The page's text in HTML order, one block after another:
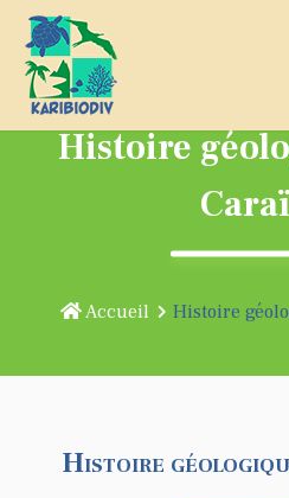
Histoire
Accueil Histoire
Histoire